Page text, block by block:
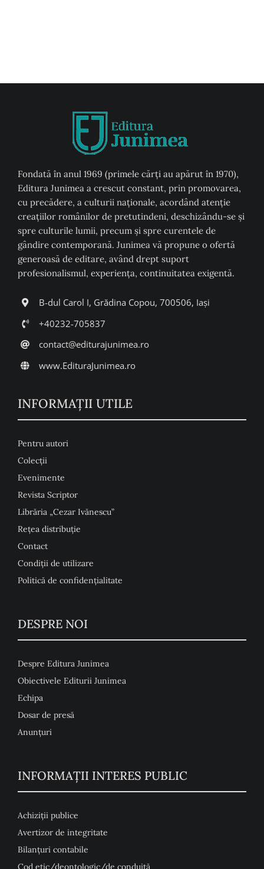
Fondată în anul 1969 (primele cărți au apărut în 1970),
Editura Junimea a crescut constant, prin promovarea,
cu precădere, a culturii naţionale, acordând atenţie
creaţiilor românilor de pretutindeni, deschizându-se şi
spre culturile lumii, precum şi spre curentele de
gândire contemporană. Junimea vă propune o ofertă
generoasă de editare, având drept suport
profesionalismul, experiența, continuitatea exigentă.
B-dul Carol I, Grădina Copou, 700506, Iași
+40232-705837
contact@editurajunimea.ro
www.EdituraJunimea.ro
INFORMAŢII UTILE
Pentru autori
Colecţii
Evenimente
Revista Scriptor
Librăria „Cezar Ivănescu”
Rețea distribuție
Contact
Condiţii de utilizare
Politică de confidențialitate
DESPRE NOI
Despre Editura Junimea
Obiectivele Editurii Junimea
Echipa
Dosar de presă
Anunţuri
INFORMAȚII INTERES PUBLIC
Achiziții publice
Avertizor de integritate
Bilanțuri contabile
Cod etic/deontologic/de conduită